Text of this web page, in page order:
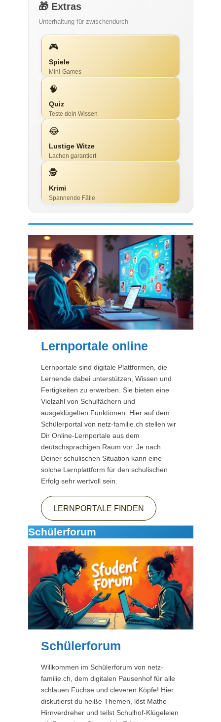
🎁 Extras
Unterhaltung für zwischendurch
🎮
Spiele
Mini-Games
🧠
Quiz
Teste dein Wissen
😂
Lustige Witze
Lachen garantiert
🕵️
Krimi
Spannende Fälle
Lernportale online
Lernportale sind digitale Plattformen, die
Lernende dabei unterstützen, Wissen und
Fertigkeiten zu erwerben. Sie bieten eine
Vielzahl von Schulfächern und
ausgeklügelten Funktionen. Hier auf dem
Schülerportal von netz-familie.ch stellen wir
Dir Online-Lernportale aus dem
deutschsprachigen Raum vor. Je nach
Deiner schulischen Situation kann eine
solche Lernplattform für den schulischen
Erfolg sehr wertvoll sein.
LERNPORTALE FINDEN
Schülerforum
Schülerforum
Willkommen im Schülerforum von netz-
familie.ch, dem digitalen Pausenhof für alle
schlauen Füchse und cleveren Köpfe! Hier
diskutierst du heiße Themen, löst Mathe-
Hirnverdreher und teilst Schulhof-Klügeleien